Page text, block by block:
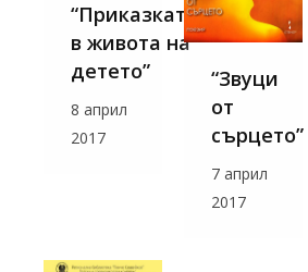
“Приказката
в живота на
детето”
8 април
2017
“Звуци
от
сърцето”
7 април
2017